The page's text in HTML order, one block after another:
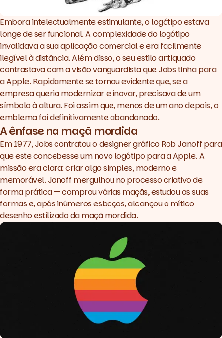
Embora intelectualmente estimulante, o logótipo estava
longe de ser funcional. A complexidade do logótipo
invalidava a sua aplicação comercial e era facilmente
ilegível à distância. Além disso, o seu estilo antiquado
contrastava com a visão vanguardista que Jobs tinha para
a Apple. Rapidamente se tornou evidente que, se a
empresa queria modernizar e inovar, precisava de um
símbolo à altura. Foi assim que, menos de um ano depois, o
emblema foi definitivamente abandonado.
A ênfase na maçã mordida
Em 1977, Jobs contratou odesignergráfico Rob Janoff para
que este concebesse um novo logótipo para a Apple. A
missão era clara: criar algo simples, moderno e
memorável. Janoff mergulhou no processo criativo de
forma prática — comprou várias maçãs, estudou as suas
formas e, após inúmeros esboços, alcançou o mítico
desenho estilizado da maçã mordida.